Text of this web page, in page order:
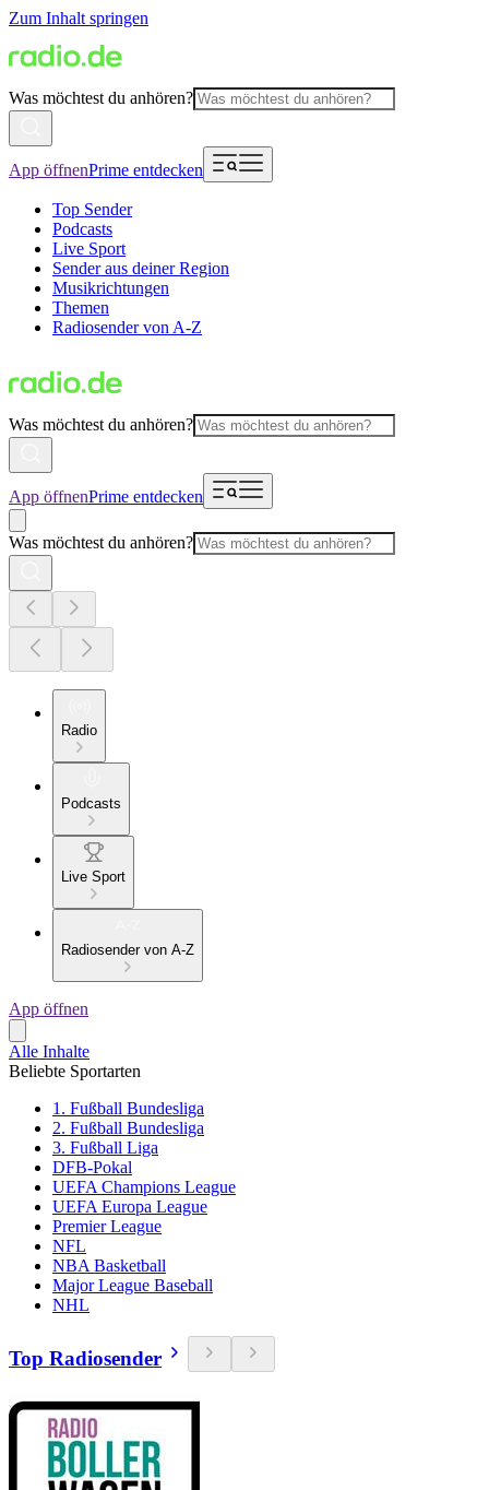
Zum Inhalt springen
Was möchtest du anhören?
App öffnenPrime entdecken
Top Sender
Podcasts
Live Sport
Sender aus deiner Region
Musikrichtungen
Themen
Radiosender von A-Z
Was möchtest du anhören?
App öffnenPrime entdecken
Was möchtest du anhören?
Radio
Podcasts
Live Sport
Radiosender von A-Z
App öffnen
Alle Inhalte
Beliebte Sportarten
1. Fußball Bundesliga
2. Fußball Bundesliga
3. Fußball Liga
DFB-Pokal
UEFA Champions League
UEFA Europa League
Premier League
NFL
NBA Basketball
Major League Baseball
NHL
Top Radiosender